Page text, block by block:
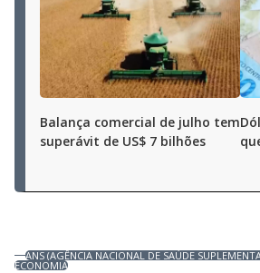
Balança comercial de julho tem
superávit de US$ 7 bilhões
ANS (AGÊNCIA NACIONAL DE SAÚDE
ECONOMIA